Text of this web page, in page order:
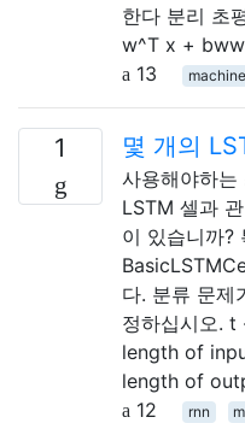
한다 분리 초
w^T x +
13
1 몇 개의
사용해야하는
LSTM 셀과
이 있습니까?
다. 분류 문제
정하십시오.
length of
length of
12
rnn